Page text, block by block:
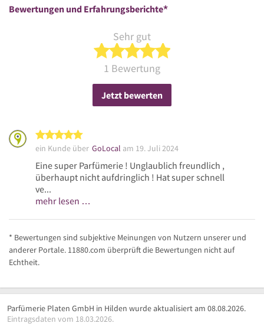
Bewertungen und Erfahrungsberichte*
Sehr gut
5 von 5 Sternen
1 Bewertung
Jetzt bewerten
ein Kunde über GoLocal am 19. Juli 2024
Eine super Parfümerie ! Unglaublich freundlich ,
überhaupt nicht aufdringlich ! Hat super schnell
ve...
mehr lesen …
* Bewertungen sind subjektive Meinungen von Nutzern unserer und
anderer Portale. 11880.com überprüft die Bewertungen nicht auf
Echtheit.
Parfümerie Platen GmbH in Hilden wurde aktualisiert am 08.08.2026.
Eintragsdaten vom 18.03.2026.